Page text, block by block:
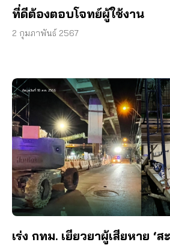
ที่ดีต้องตอบโจทย์ผู้ใช้งาน
2 กุมภาพันธ์ 2567
เร่ง กทม. เยียวยาผู้เสียหาย ‘